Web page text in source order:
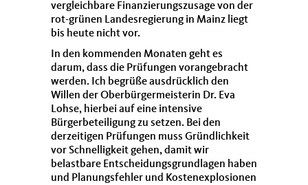
vergleichbare Finanzierungszusage von der
rot-grünen Landesregierung in Mainz liegt
bis heute nicht vor.
In den kommenden Monaten geht es
darum, dass die Prüfungen vorangebracht
werden. Ich begrüße ausdrücklich den
Willen der Oberbürgermeisterin Dr. Eva
Lohse, hierbei auf eine intensive
Bürgerbeteiligung zu setzen. Bei den
derzeitigen Prüfungen muss Gründlichkeit
vor Schnelligkeit gehen, damit wir
belastbare Entscheidungsgrundlagen haben
und Planungsfehler und Kostenexplosionen